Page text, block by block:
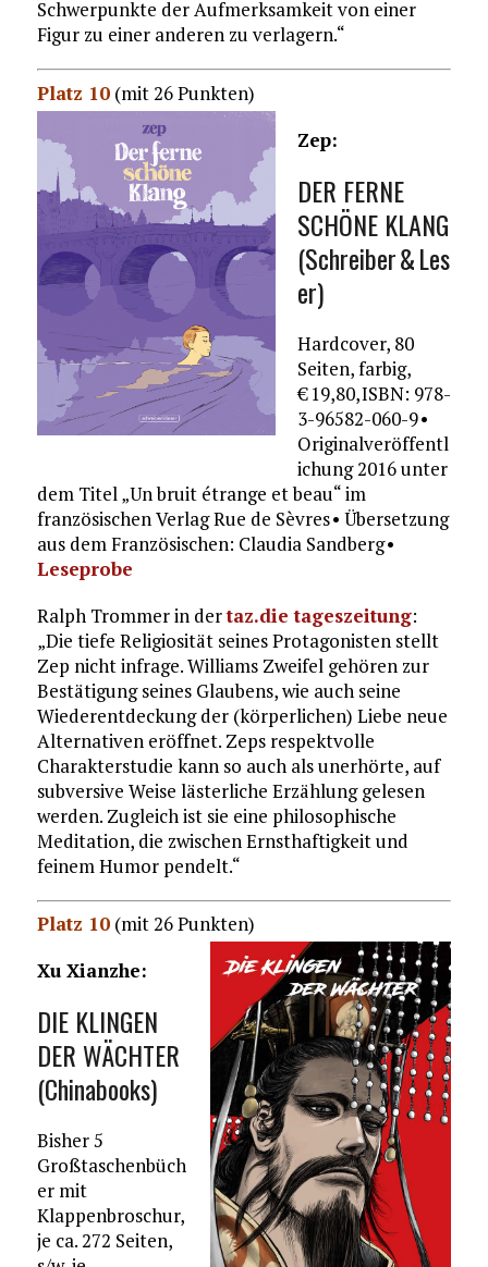
Schwerpunkte der Aufmerksamkeit von einer
Figur zu einer anderen zu verlagern.“
Platz 10(mit 26 Punkten)
Zep:
DER FERNE
SCHÖNE KLANG
(Schreiber & Les
er)
Hardcover, 80
Seiten, farbig,
€ 19,80, ISBN: 978-
3-96582-060-9 •
Originalveröffentl
ichung 2016 unter
dem Titel „Un bruit étrange et beau“ im
französischen Verlag Rue de Sèvres • Übersetzung
aus dem Französischen: Claudia Sandberg •
Leseprobe
Ralph Trommer in dertaz.die tageszeitung:
„Die tiefe Religiosität seines Protagonisten stellt
Zep nicht infrage. Williams Zweifel gehören zur
Bestätigung seines Glaubens, wie auch seine
Wiederentdeckung der (körperlichen) Liebe neue
Alternativen eröffnet. Zeps respektvolle
Charakterstudie kann so auch als unerhörte, auf
subversive Weise lästerliche Erzählung gelesen
werden. Zugleich ist sie eine philosophische
Meditation, die zwischen Ernsthaftigkeit und
feinem Humor pendelt.“
Platz 10(mit 26 Punkten)
Xu Xianzhe:
DIE KLINGEN
DER WÄCHTER
(Chinabooks)
Bisher 5
Großtaschenbüch
er mit
Klappenbroschur,
je ca. 272 Seiten,